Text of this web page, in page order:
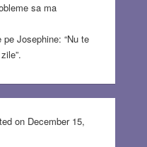
sa ma
Josephine: “Nu te
on December 15,